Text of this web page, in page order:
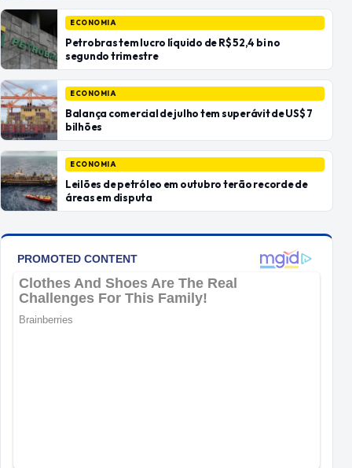
ECONOMIA
Petrobras tem lucro líquido de R$ 52,4 bi no
segundo trimestre
ECONOMIA
Balança comercial de julho tem superávit de US$ 7
bilhões
ECONOMIA
Leilões de petróleo em outubro terão recorde de
áreas em disputa